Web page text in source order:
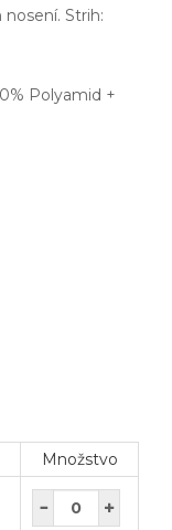
Strih:
Polyamid +
Množstvo